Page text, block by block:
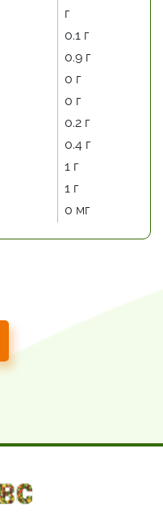
г
0.1 г
0.9 г
0 г
0 г
0.2 г
0.4 г
1 г
1 г
0 мг